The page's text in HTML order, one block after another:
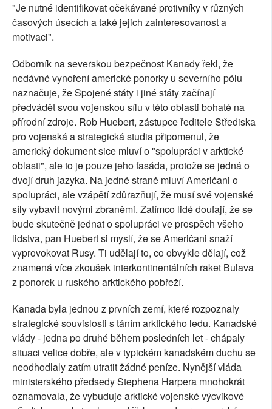
"Je nutné identifikovat očekávané protivníky v různých
časových úsecích a také jejich zainteresovanost a
motivaci".
Odborník na severskou bezpečnost Kanady řekl, že
nedávné vynoření americké ponorky u severního pólu
naznačuje, že Spojené státy i jiné státy začínají
předvádět svou vojenskou sílu v této oblasti bohaté na
přírodní zdroje. Rob Huebert, zástupce ředitele Střediska
pro vojenská a strategická studia připomenul, že
americký dokument sice mluví o "spolupráci v arktické
oblasti", ale to je pouze jeho fasáda, protože se jedná o
dvojí druh jazyka. Na jedné straně mluví Američani o
spolupráci, ale vzápětí zdůrazňují, že musí své vojenské
síly vybavit novými zbraněmi. Zatímco lidé doufají, že se
bude skutečně jednat o spolupráci ve prospěch všeho
lidstva, pan Huebert si myslí, že se Američani snaží
vyprovokovat Rusy. Ti udělají to, co obvykle dělají, což
znamená více zkoušek interkontinentálních raket Bulava
z ponorek u ruského arktického pobřeží.
Kanada byla jednou z prvních zemí, které rozpoznaly
strategické souvislosti s táním arktického ledu. Kanadské
vlády - jedna po druhé během posledních let - chápaly
situaci velice dobře, ale v typickém kanadském duchu se
neodhodlaly zatím utratit žádné peníze. Nynější vláda
ministerského předsedy Stephena Harpera mnohokrát
oznamovala, že vybuduje arktické vojenské výcvikové